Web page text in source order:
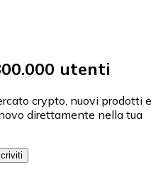
utenti
crypto, nuovi prodotti e
direttamente nella tua